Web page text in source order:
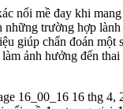
nổi mề đay khi
những trường hợp
giúp chẩn đoán một
ảnh hưởng đến